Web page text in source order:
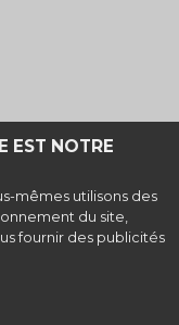
EST NOTRE
mêmes utilisons des
du site,
fournir des publicités